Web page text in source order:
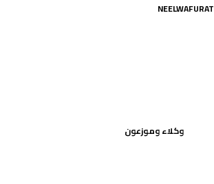
NEELWAFURAT
وكلاء وموزعون